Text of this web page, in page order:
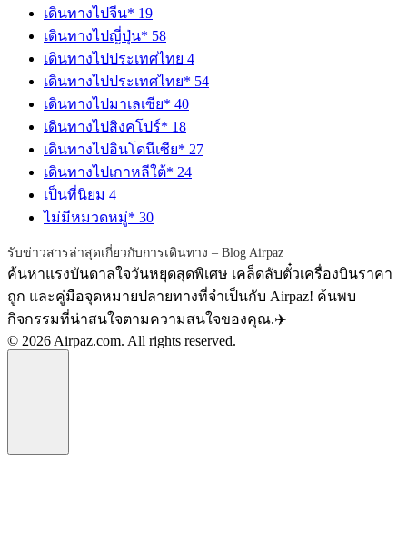
เดินทางไปจีน* 19
เดินทางไปญี่ปุ่น* 58
เดินทางไปประเทศไทย 4
เดินทางไปประเทศไทย* 54
เดินทางไปมาเลเซีย* 40
เดินทางไปสิงคโปร์* 18
เดินทางไปอินโดนีเซีย* 27
เดินทางไปเกาหลีใต้* 24
เป็นที่นิยม 4
ไม่มีหมวดหมู่* 30
รับข่าวสารล่าสุดเกี่ยวกับการเดินทาง – Blog Airpaz
ค้นหาแรงบันดาลใจวันหยุดสุดพิเศษ เคล็ดลับตั๋วเครื่องบินราคา
ถูก และคู่มือจุดหมายปลายทางที่จำเป็นกับ Airpaz! ค้นพบ
กิจกรรมที่น่าสนใจตามความสนใจของคุณ.✈️
© 2026 Airpaz.com. All rights reserved.